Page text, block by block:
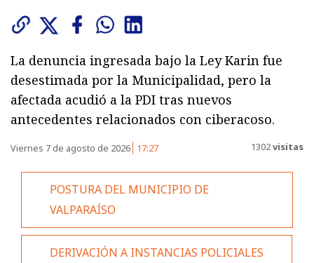
La denuncia ingresada bajo la Ley Karin fue
desestimada por la Municipalidad, pero la
afectada acudió a la PDI tras nuevos
antecedentes relacionados con ciberacoso.
Viernes 7 de agosto de 2026 17:27 1302visitas
POSTURA DEL MUNICIPIO DE
VALPARAÍSO
DERIVACIÓN A INSTANCIAS POLICIALES